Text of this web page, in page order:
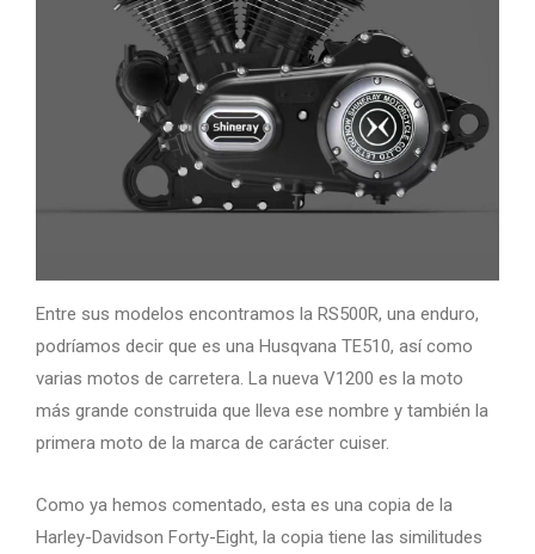
Entre sus modelos encontramos la RS500R, una enduro,
podríamos decir que es una Husqvana TE510, así como
varias motos de carretera. La nueva V1200 es la moto
más grande construida que lleva ese nombre y también la
primera moto de la marca de carácter cuiser.
Como ya hemos comentado, esta es una copia de la
Harley-Davidson Forty-Eight, la copia tiene las similitudes